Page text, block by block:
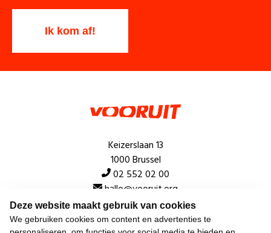
Deze website maakt gebruik van cookies
We gebruiken cookies om content en advertenties te
Keizerslaan 13
1000 Brussel
02 552 02 00
hallo@vooruit.org
Snel